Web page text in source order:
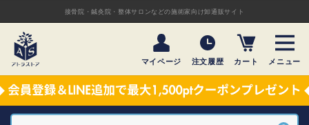
接骨院・鍼灸院・整体サロンなどの施術家向け卸通販サイト
マイページ 注文履歴 カート メニュー